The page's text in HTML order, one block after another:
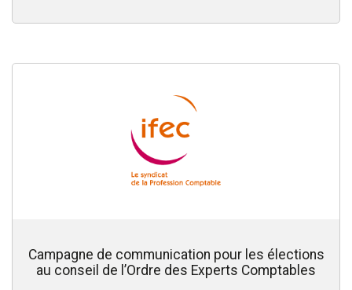
Campagne de communication pour les élections
au conseil de l’Ordre des Experts Comptables